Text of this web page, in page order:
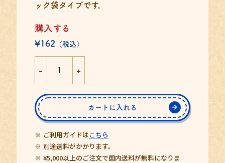
ック袋タイプです。
購入する
¥162 （税込）
- +
カートに入れる
ご利用ガイドはこちら
別途送料がかかります。
¥5,000以上のご注文で国内送料が無料になりま